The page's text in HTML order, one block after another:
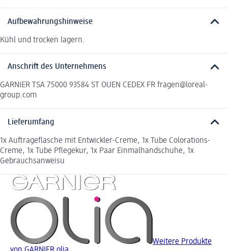
Aufbewahrungshinweise
Kühl und trocken lagern.
Anschrift des Unternehmens
GARNIER TSA 75000 93584 ST OUEN CEDEX FR fragen@loreal-
group.com
Lieferumfang
1x Auftrageflasche mit Entwickler-Creme, 1x Tube Colorations-
Creme, 1x Tube Pflegekur, 1x Paar Einmalhandschuhe, 1x
Gebrauchsanweisu
Weitere Produkte